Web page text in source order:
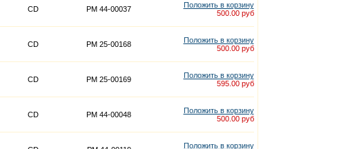
CD PM 44-00037
Положить в корзину
500.00 руб
CD PM 25-00168
Положить в корзину
500.00 руб
CD PM 25-00169
Положить в корзину
595.00 руб
CD PM 44-00048
Положить в корзину
500.00 руб
Положить в корзину